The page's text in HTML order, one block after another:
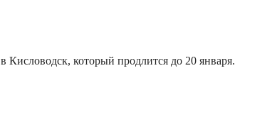
Кисловодск, который продлится до 20 января.